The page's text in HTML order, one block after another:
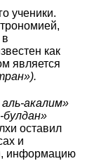
ученики.
как
является
акалим»
булдан»
оставил
и
информацию